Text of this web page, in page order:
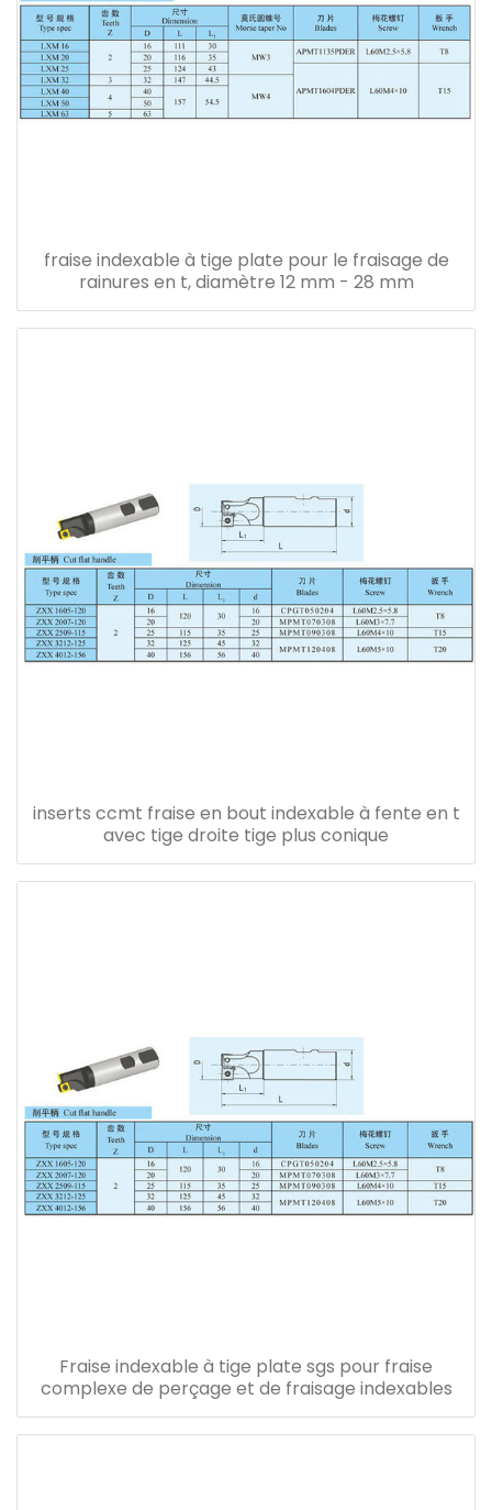
fraise indexable à tige plate pour le fraisage de
rainures en t, diamètre 12 mm - 28 mm
inserts ccmt fraise en bout indexable à fente en t
avec tige droite tige plus conique
Fraise indexable à tige plate sgs pour fraise
complexe de perçage et de fraisage indexables